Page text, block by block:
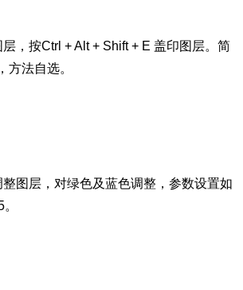
按Ctrl + Alt + Shift + E 盖印图层。简
方法自选。
层，对绿色及蓝色调整，参数设置如